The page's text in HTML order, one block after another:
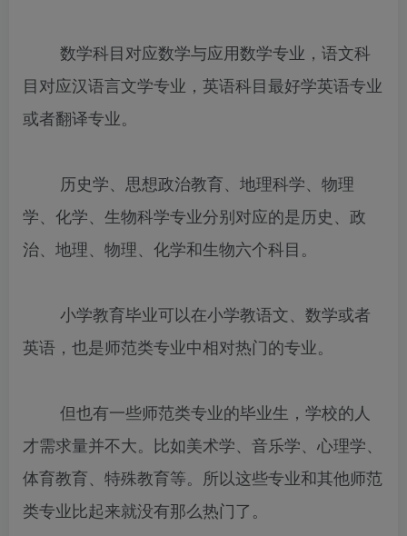
数学科目对应数学与应用数学专业，语文科
目对应汉语言文学专业，英语科目最好学英语专业
或者翻译专业。
历史学、思想政治教育、地理科学、物理
学、化学、生物科学专业分别对应的是历史、政
治、地理、物理、化学和生物六个科目。
小学教育毕业可以在小学教语文、数学或者
英语，也是师范类专业中相对热门的专业。
但也有一些师范类专业的毕业生，学校的人
才需求量并不大。比如美术学、音乐学、心理学、
体育教育、特殊教育等。所以这些专业和其他师范
类专业比起来就没有那么热门了。